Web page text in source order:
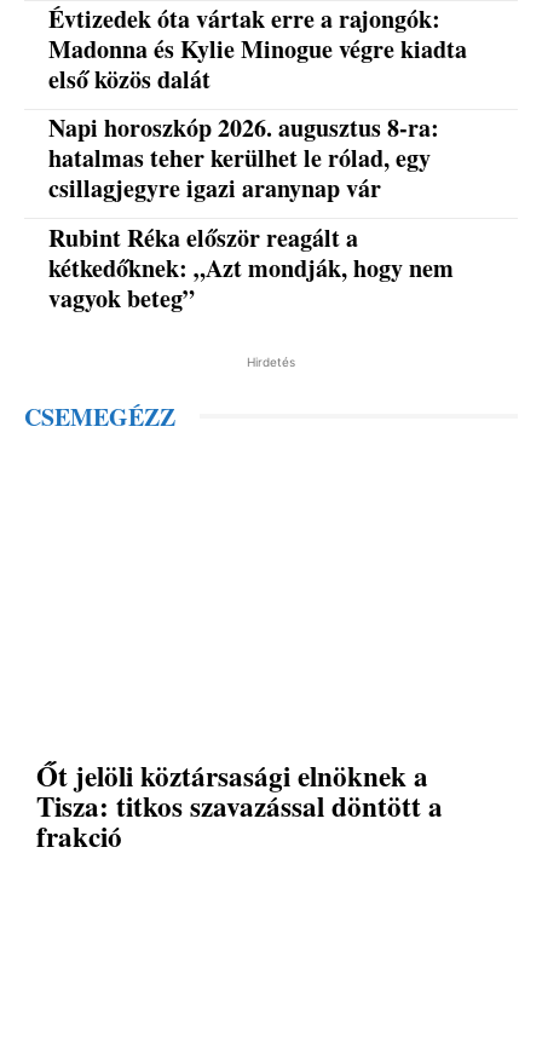
Évtizedek óta vártak erre a rajongók:
Madonna és Kylie Minogue végre kiadta
első közös dalát
Napi horoszkóp 2026. augusztus 8-ra:
hatalmas teher kerülhet le rólad, egy
csillagjegyre igazi aranynap vár
Rubint Réka először reagált a
kétkedőknek: „Azt mondják, hogy nem
vagyok beteg”
Hirdetés
CSEMEGÉZZ
Őt jelöli köztársasági elnöknek a
Tisza: titkos szavazással döntött a
frakció